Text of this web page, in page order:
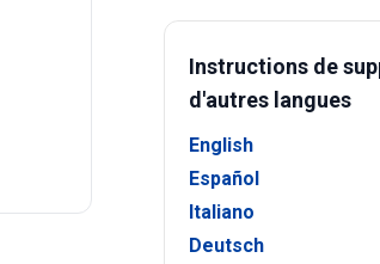
Instructions de
d'autres langues
English
Español
Italiano
Deutsch